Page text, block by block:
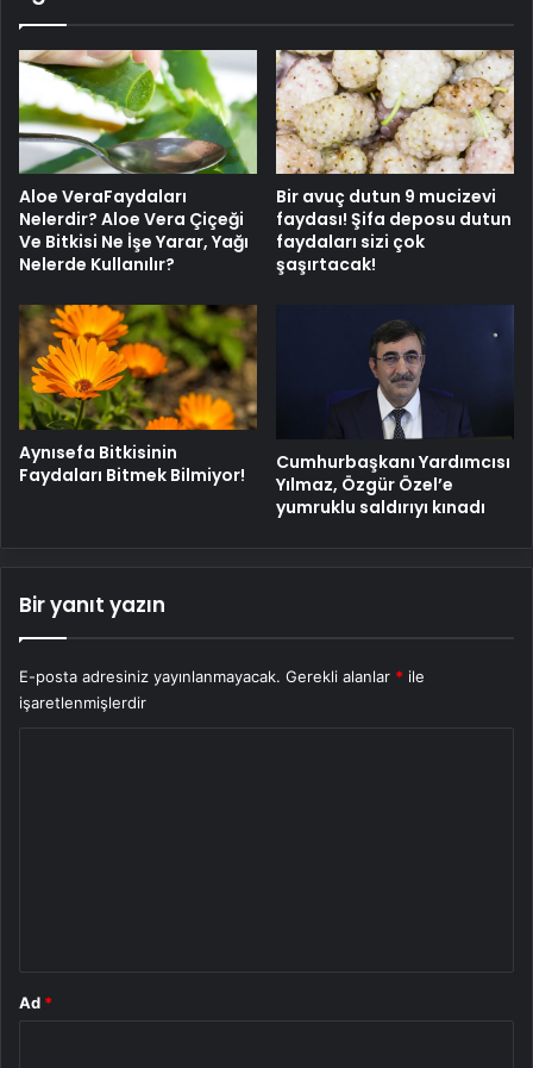
Inter
Bayern
Münih
Maç
Kadrosu
Aloe VeraFaydaları
Nelerdir? Aloe Vera Çiçeği
Ve Bitkisi Ne İşe Yarar, Yağı
Nelerde Kullanılır?
Bir avuç dutun 9 mucizevi
faydası! Şifa deposu dutun
faydaları sizi çok
şaşırtacak!
Aynısefa Bitkisinin
Faydaları Bitmek Bilmiyor!
Cumhurbaşkanı Yardımcısı
Yılmaz, Özgür Özel’e
yumruklu saldırıyı kınadı
Bir yanıt yazın
E-posta adresiniz yayınlanmayacak. Gerekli alanlar * ile
işaretlenmişlerdir
Ad *